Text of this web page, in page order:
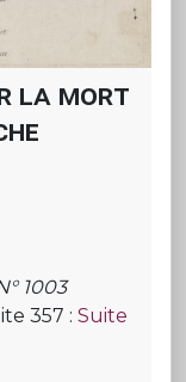
la mort
1003
357 : Suite